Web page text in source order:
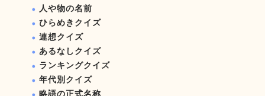
人や物の名前
ひらめきクイズ
連想クイズ
あるなしクイズ
ランキングクイズ
年代別クイズ
略語の正式名称